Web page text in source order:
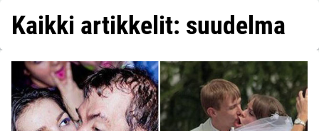
Kaikki artikkelit: suudelma